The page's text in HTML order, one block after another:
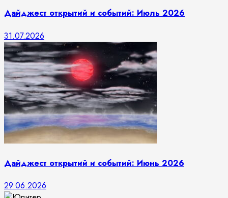
Дайджест открытий и событий: Июль 2026
31.07.2026
Дайджест открытий и событий: Июнь 2026
29.06.2026